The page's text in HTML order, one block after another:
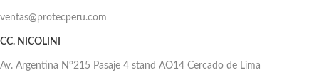
ventas@protecperu.com
CC. NICOLINI
Av. Argentina N°215 Pasaje 4 stand AO14 Cercado de Lima